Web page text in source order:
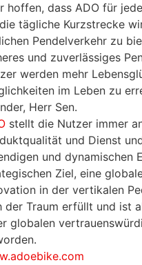
hoffen, dass ADO für
tägliche Kurzstrecke
Pendelverkehr zu
und zuverlässiges
werden mehr
im Leben zu
Herr Sen.
stellt die Nutzer immer
und Dienst
und dynamischen
Ziel, eine
in der vertikalen
der Traum erfüllt und ist
globalen